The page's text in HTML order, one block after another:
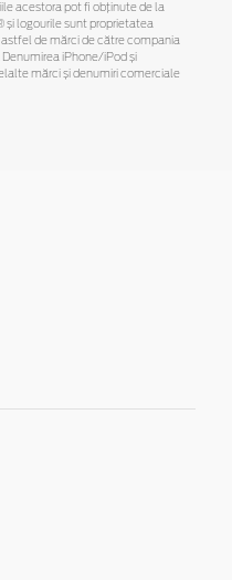
acestora pot fi obținute de la
și logourile sunt proprietatea
astfel de mărci de către compania
iPhone/iPod și
mărci și denumiri comerciale